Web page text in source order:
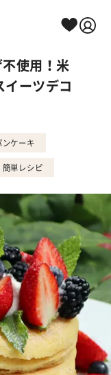
使用！米
イーツデコ
ンケーキ
簡単レシピ